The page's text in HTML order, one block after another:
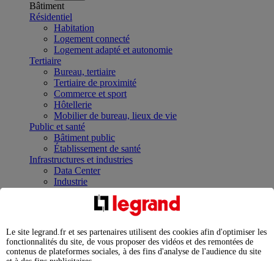
Bâtiment
Résidentiel
Habitation
Logement connecté
Logement adapté et autonomie
Tertiaire
Bureau, tertiaire
Tertiaire de proximité
Commerce et sport
Hôtellerie
Mobilier de bureau, lieux de vie
Public et santé
Bâtiment public
Établissement de santé
Infrastructures et industries
Data Center
Industrie
Infrastructures
Contrôler et planifier le fonctionnement des appareils
Répartir et optimiser son tableau électrique
Legrand Data Center Solutions : concentrer les
expertises au service de vos performances
Le site legrand.fr et ses partenaires utilisent des cookies afin d'optimiser les
fonctionnalités du site, de vous proposer des vidéos et des remontées de
contenus de plateformes sociales, à des fins d'analyse de l'audience du site